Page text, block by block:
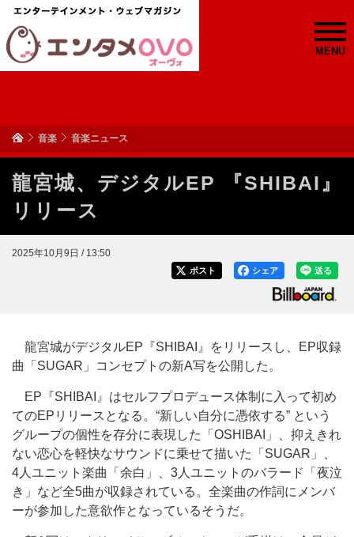
MENU
音楽 音楽ニュース
龍宮城、デジタルEP 『SHIBAI』
リリース
2025年10月9日 / 13:50
送る
シェア
ポスト
龍宮城がデジタルEP『SHIBAI』をリリースし、EP収録
曲「SUGAR」コンセプトの新A写を公開した。
EP『SHIBAI』はセルフプロデュース体制に入って初め
てのEPリリースとなる。“新しい自分に憑依する” という
グループの個性を存分に表現した「OSHIBAI」、抑えきれ
ない恋心を軽快なサウンドに乗せて描いた「SUGAR」、
4人ユニット楽曲「余白」、3人ユニットのバラード「夜泣
き」など全5曲が収録されている。全楽曲の作詞にメンバ
ーが参加した意欲作となっているそうだ。